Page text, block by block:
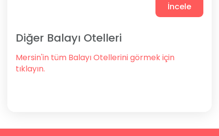
İncele
Diğer Balayı Otelleri
Mersin'in tüm Balayı Otellerini görmek için
tıklayın.